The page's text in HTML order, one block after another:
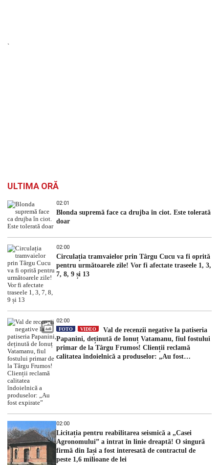
`
ULTIMA ORĂ
02:01
Blonda supremă face ca drujba în ciot. Este tolerată
doar
02:00
Circulația tramvaielor prin Târgu Cucu va fi oprită
pentru următoarele zile! Vor fi afectate traseele 1, 3,
7, 8, 9 și 13
02:00
FOTO VIDEO
Val de recenzii negative la patiseria
Papanini, deținută de Ionuț Vatamanu, fiul fostului
primar de la Târgu Frumos! Clienții reclamă
calitatea îndoielnică a produselor: „Au fost
02:00
Licitația pentru reabilitarea seismică a „Casei
Agronomului” a intrat în linie dreaptă! O singură
firmă din Iași a fost interesată de contractul de
peste 1,6 milioane de lei